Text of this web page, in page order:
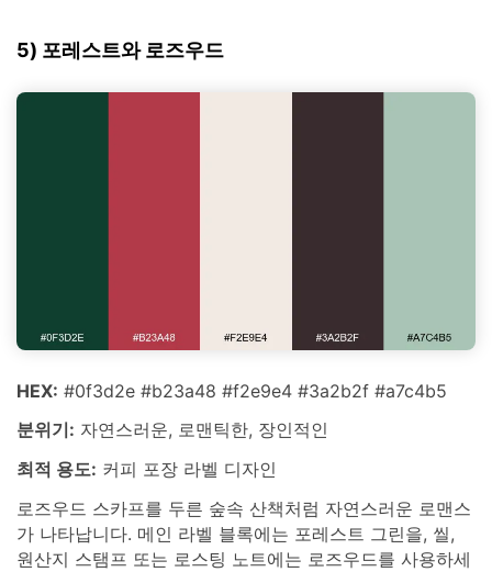
5) 포레스트와 로즈우드
HEX: #0f3d2e #b23a48 #f2e9e4 #3a2b2f #a7c4b5
분위기: 자연스러운, 로맨틱한, 장인적인
최적 용도: 커피 포장 라벨 디자인
로즈우드 스카프를 두른 숲속 산책처럼 자연스러운 로맨스
가 나타납니다. 메인 라벨 블록에는 포레스트 그린을, 씰,
원산지 스탬프 또는 로스팅 노트에는 로즈우드를 사용하세